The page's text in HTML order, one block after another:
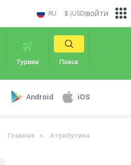
RU $ (USD)
Туризм Поиск
Android iOS
войти
Главная Атрибутика